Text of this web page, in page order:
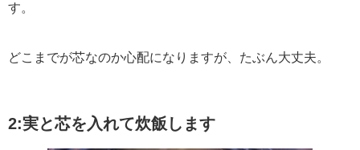
す。
どこまでが芯なのか心配になりますが、たぶん大丈夫。
2:実と芯を入れて炊飯します